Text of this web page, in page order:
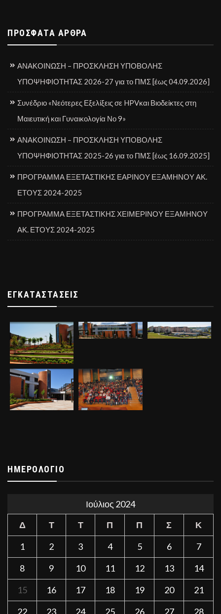
ΠΡΌΣΦΑΤΑ ΆΡΘΡΑ
ΑΝΑΚΟΙΝΩΣΗ – ΠΡΟΣΚΛΗΣΗ ΥΠΟΒΟΛΗΣ
ΥΠΟΨΗΦΙΟΤΗΤΑΣ 2026-27 για το ΠΜΣ [έως 04.09.2026]
Συνέδριο «Νεότερες Εξελίξεις σε HPVκαι Βιοδείκτες στη
Μαιευτική και Γυναικολογία Νο 9»
ΑΝΑΚΟΙΝΩΣΗ – ΠΡΟΣΚΛΗΣΗ ΥΠΟΒΟΛΗΣ
ΥΠΟΨΗΦΙΟΤΗΤΑΣ 2025-26 για το ΠΜΣ [έως 16.09.2025]
ΠΡΟΓΡΑΜΜΑ ΕΞΕΤΑΣΤΙΚΗΣ ΕΑΡΙΝΟΥ ΕΞΑΜΗΝΟΥ ΑΚ.
ΕΤΟΥΣ 2024-2025
ΠΡΟΓΡΑΜΜΑ ΕΞΕΤΑΣΤΙΚΗΣ ΧΕΙΜΕΡΙΝΟΥ ΕΞΑΜΗΝΟΥ
ΑΚ. ΕΤΟΥΣ 2024-2025
ΕΓΚΑΤΑΣΤΆΣΕΙΣ
ΗΜΕΡΟΛΌΓΙΟ
Ιούλιος 2024
Δ
Τ Τ Π Π Σ
Κ
1
2 3 4 5 6
7
8
9 10 11 12 13
14
15
16 17 18 19 20
21
22
23 24 25 26 27
28